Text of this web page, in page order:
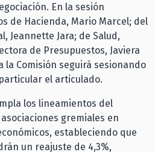
En la sesión
de Hacienda, Mario Marcel; del
Jeannette Jara; de Salud,
de Presupuestos, Javiera
la Comisión seguirá sesionando
el articulado.
los lineamientos del
gremiales en
estableciendo que
un reajuste de 4,3%,